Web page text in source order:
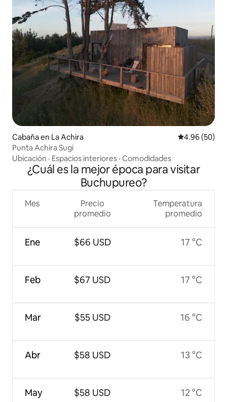
Cabaña en La Achira Calificación
4.96 (50)
Punta Achira Sugi
Ubicación · Espacios interiores · Comodidades
¿Cuál es la mejor época para visitar
Buchupureo?
Mes
Ene
Feb
Mar
Abr
May
Precio
promedio
$66 USD
$67 USD
$55 USD
$58 USD
$58 USD
Temperatura
promedio
17 °C
17 °C
16 °C
13 °C
12 °C